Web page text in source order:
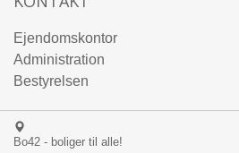
Ejendomskontor
Administration
Bestyrelsen
Bo42 - boliger til alle!